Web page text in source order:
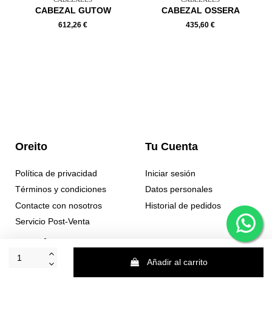
Añadir al carrito
CABEZAL GUTOW
612,26 €
CABEZAL OSSERA
435,60 €
Oreito
Política de privacidad
Términos y condiciones
Contacte con nosotros
Servicio Post-Venta
Tu Cuenta
Iniciar sesión
Datos personales
Historial de pedidos
Newsletter